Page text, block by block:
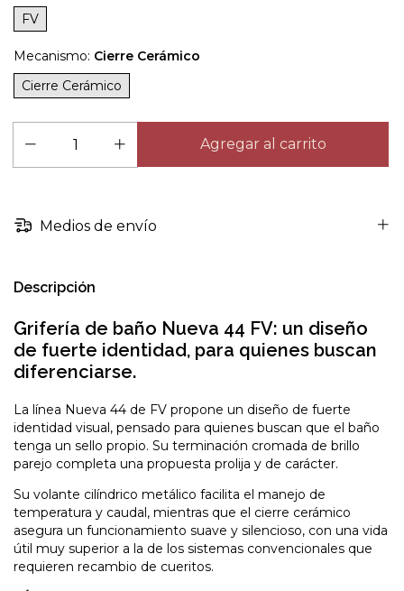
FV
Mecanismo: Cierre Cerámico
Cierre Cerámico
Medios de envío
Descripción
Grifería de baño Nueva 44 FV: un diseño
de fuerte identidad, para quienes buscan
diferenciarse.
La línea Nueva 44 de FV propone un diseño de fuerte
identidad visual, pensado para quienes buscan que el baño
tenga un sello propio. Su terminación cromada de brillo
parejo completa una propuesta prolija y de carácter.
Su volante cilíndrico metálico facilita el manejo de
temperatura y caudal, mientras que el cierre cerámico
asegura un funcionamiento suave y silencioso, con una vida
útil muy superior a la de los sistemas convencionales que
requieren recambio de cueritos.